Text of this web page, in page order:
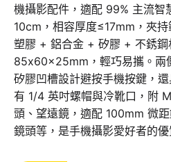
機攝影配件，適配 99% 主流智
10cm，相容厚度≤17mm，夾
塑膠 + 鋁合金 + 矽膠 + 不銹
85x60x25mm，輕巧易攜。兩
矽膠凹槽設計避按手機按鍵，
有 1/4 英吋螺帽與冷靴口，附
頭、望遠鏡，適配 100mm 微
鏡頭等，是手機攝影愛好者的優